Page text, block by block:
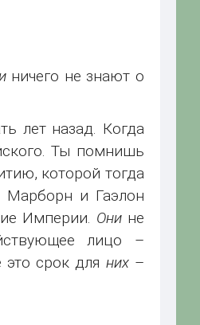
ничего не знают о
лет назад. Когда
Ты помнишь
которой тогда
Марборн и Гаэлон
Империи. Они не
лицо –
срок для них –